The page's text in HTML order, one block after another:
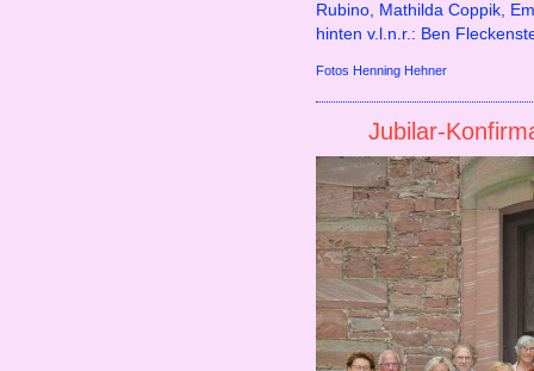
Rubino, Mathilda Coppik,
hinten v.l.n.r.: Ben
Fotos Henning Hehner
Jubilar-